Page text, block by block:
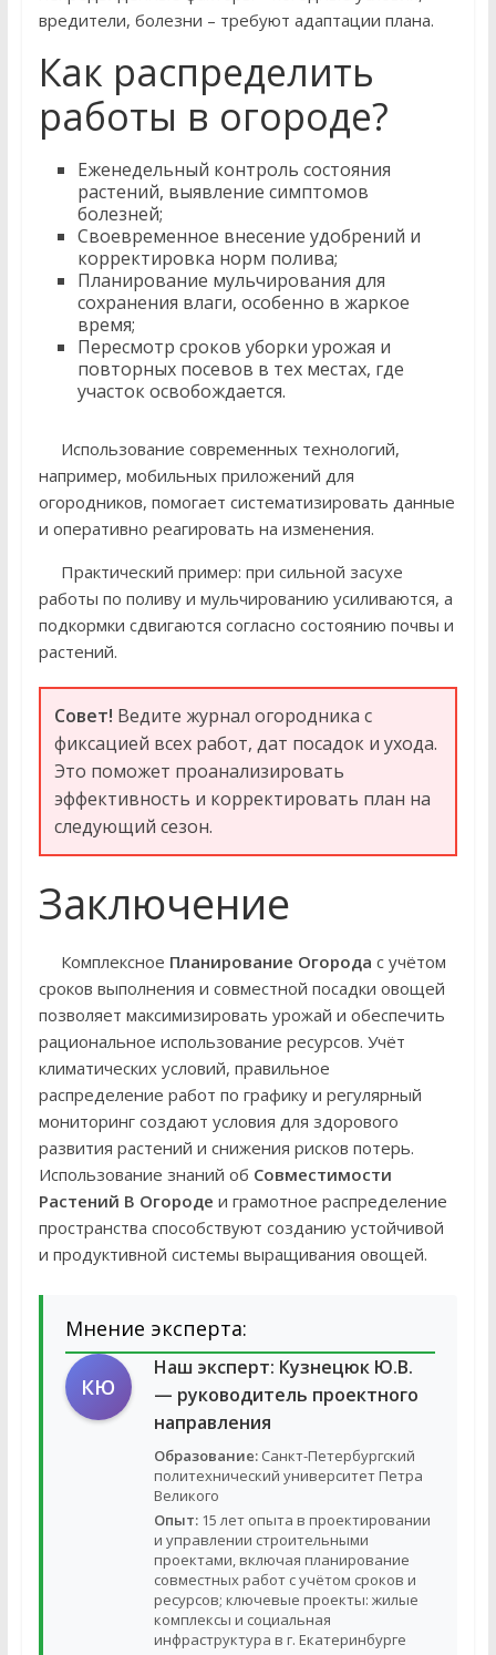
вредители, болезни – требуют адаптации плана.
Как распределить
работы в огороде?
Еженедельный контроль состояния
растений, выявление симптомов
болезней;
Своевременное внесение удобрений и
корректировка норм полива;
Планирование мульчирования для
сохранения влаги, особенно в жаркое
время;
Пересмотр сроков уборки урожая и
повторных посевов в тех местах, где
участок освобождается.
Использование современных технологий,
например, мобильных приложений для
огородников, помогает систематизировать данные
и оперативно реагировать на изменения.
Практический пример: при сильной засухе
работы по поливу и мульчированию усиливаются, а
подкормки сдвигаются согласно состоянию почвы и
растений.
Совет! Ведите журнал огородника с
фиксацией всех работ, дат посадок и ухода.
Это поможет проанализировать
эффективность и корректировать план на
следующий сезон.
Заключение
Комплексное Планирование Огорода с учётом
сроков выполнения и совместной посадки овощей
позволяет максимизировать урожай и обеспечить
рациональное использование ресурсов. Учёт
климатических условий, правильное
распределение работ по графику и регулярный
мониторинг создают условия для здорового
развития растений и снижения рисков потерь.
Использование знаний об Совместимости
Растений В Огороде и грамотное распределение
пространства способствуют созданию устойчивой
и продуктивной системы выращивания овощей.
Мнение эксперта:
КЮ
Наш эксперт: Кузнецюк Ю.В.
— руководитель проектного
направления
Образование:Санкт-Петербургский
политехнический университет Петра
Великого
Опыт:15 лет опыта в проектировании
и управлении строительными
проектами, включая планирование
совместных работ с учётом сроков и
ресурсов; ключевые проекты: жилые
комплексы и социальная
инфраструктура в г. Екатеринбурге